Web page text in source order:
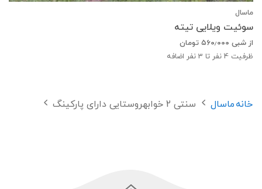
ماسال
سوئیت ویلایی تیته
از شبی ۵۶۰٫۰۰۰ تومان
ظرفیت 4 نفر تا 3 نفر اضافه
خانهماسال سنتی 2 خوابهروستایی دارای پارکینگ